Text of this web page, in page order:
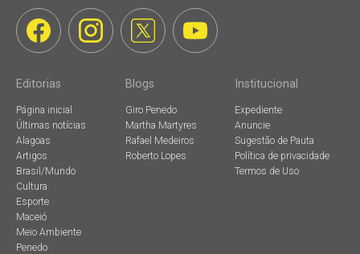
Editorias
Página inicial
Últimas notícias
Alagoas
Artigos
Brasil/Mundo
Cultura
Esporte
Maceió
Meio Ambiente
Penedo
Blogs
Giro Penedo
Martha Martyres
Rafael Medeiros
Roberto Lopes
Institucional
Expediente
Anuncie
Sugestão de Pauta
Política de privacidade
Termos de Uso